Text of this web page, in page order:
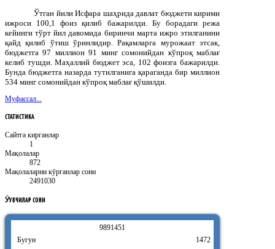
Ўтган йили Исфара шаҳрида давлат бюджети кирими
ижроси 100,1 фоиз қилиб бажарилди. Бу борадаги режа
кейинги тўрт йил давомида биринчи марта ижро этилганини
қайд қилиб ўтиш ўринлидир. Рақамларга мурожаат этсак,
бюджетга 97 миллион 91 минг сомонийдан кўпроқ маблағ
келиб тушди. Маҳаллий бюджет эса, 102 фоизга бажарилди.
Бунда бюджетга назарда тутилганига қараганда бир миллион
534 минг сомонийдан кўпроқ маблағ қўшилди.
Муфассал...
СТАТИСТИКА
Сайтга кирганлар
1
Мақолалар
872
Мақолаларни кӯрганлар сони
2491030
ӮҚУВЧИЛАРСОНИ
9891451
Бугун
1472